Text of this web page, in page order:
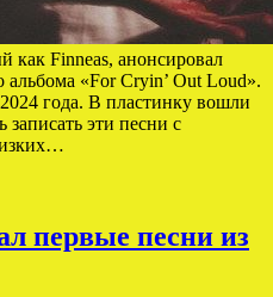
как Finneas, анонсировал
альбома «For Cryin’ Out Loud».
года. В пластинку вошли
эти песни с
первые песни из